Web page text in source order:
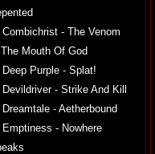
Combichrist - The Venom
The Mouth Of God
Deep Purple - Splat!
Devildriver - Strike And Kill
Dreamtale - Aetherbound
Emptiness - Nowhere